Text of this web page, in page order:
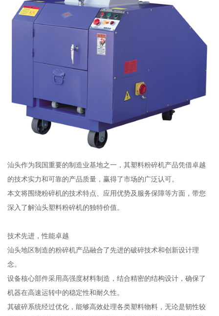
汕头作为我国重要的制造业基地之一，其塑料粉碎机产品凭借卓越
的技术实力和可靠的产品质量，赢得了市场的广泛认可。
本文将围绕粉碎机的技术特点、应用优势及服务保障等方面，带您
深入了解汕头塑料粉碎机的独特价值。
技术先进，性能卓越
汕头地区制造的粉碎机产品融合了先进的破碎技术和创新设计理
念。
设备核心部件采用高强度材料制造，结合精密的结构设计，确保了
机器在高速运转中的稳定性和耐久性。
其破碎系统经过优化，能够高效处理各类塑料物料，无论是韧性较